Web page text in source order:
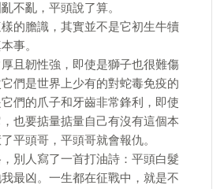
不亂，平頭說了算。
的膽識，其實並不是它初生牛犢
事。
且韌性強，即使是獅子也很難傷
們是世界上少有的對蛇毒免疫的
們的爪子和牙齒非常鋒利，即使
也要掂量掂量自己有沒有這個本
平頭哥，平頭哥就會報仇。
別人寫了一首打油詩：平頭白髮
最凶。一生都在征戰中，就是不